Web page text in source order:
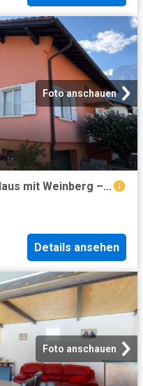
Foto anschauen
Charmantes freistehendes Haus mit Weinberg – sehr ruhige Gegend
Details ansehen
Foto anschauen